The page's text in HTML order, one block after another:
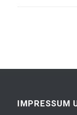
IMPRESSUM